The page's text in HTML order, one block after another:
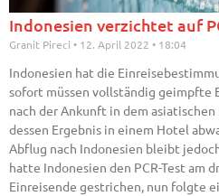
Indonesien verzichtet auf
Granit Pireci 12. April 2022 18:04
Indonesien hat die
sofort müssen vollständig geimpfte
nach der Ankunft in dem
dessen Ergebnis in einem Hotel
Abflug nach Indonesien bleibt
hatte Indonesien den PCR-Test am
Einreisende gestrichen, nun folgte